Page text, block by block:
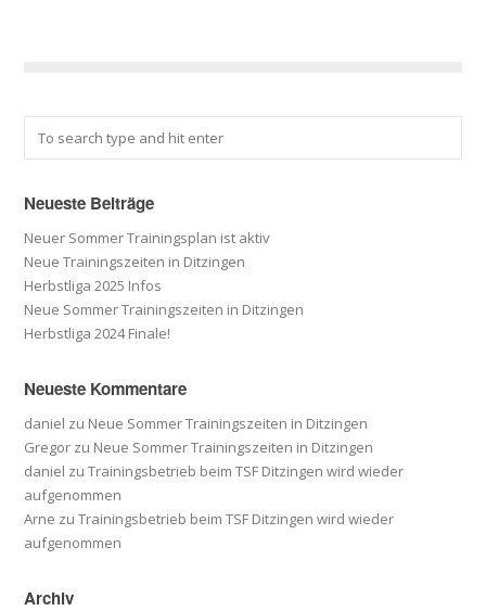
Neueste Beiträge
Neuer Sommer Trainingsplan ist aktiv
Neue Trainingszeiten in Ditzingen
Herbstliga 2025 Infos
Neue Sommer Trainingszeiten in Ditzingen
Herbstliga 2024 Finale!
Neueste Kommentare
daniel zu Neue Sommer Trainingszeiten in Ditzingen
Gregor zu Neue Sommer Trainingszeiten in Ditzingen
daniel zuTrainingsbetrieb beim TSF Ditzingen wird wieder
aufgenommen
Arne zuTrainingsbetrieb beim TSF Ditzingen wird wieder
aufgenommen
Archiv